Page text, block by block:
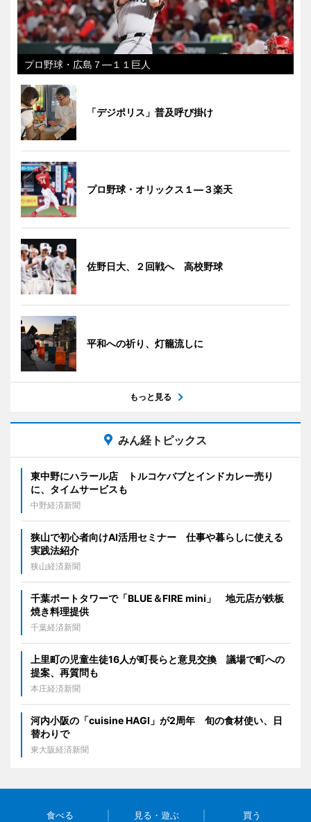
プロ野球・広島７―１１巨人
「デジポリス」普及呼び掛け
プロ野球・オリックス１―３楽天
佐野日大、２回戦へ 高校野球
平和への祈り、灯籠流しに
もっと見る
みん経トピックス
東中野にハラール店 トルコケバブとインドカレー売り
に、タイムサービスも
中野経済新聞
狭山で初心者向けAI活用セミナー 仕事や暮らしに使える
実践法紹介
狭山経済新聞
千葉ポートタワーで「BLUE＆FIRE mini」 地元店が鉄板
焼き料理提供
千葉経済新聞
上里町の児童生徒16人が町長らと意見交換 議場で町への
提案、再質問も
本庄経済新聞
河内小阪の「cuisine HAGI」が2周年 旬の食材使い、日
替わりで
東大阪経済新聞
食べる 見る・遊ぶ 買う